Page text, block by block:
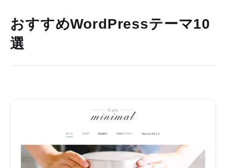
おすすめWordPressテーマ10
選